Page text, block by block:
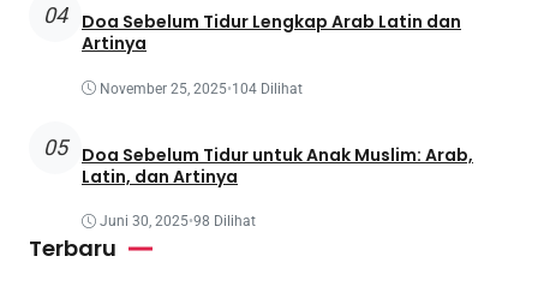
04
Doa Sebelum Tidur Lengkap Arab Latin dan
Artinya
November 25, 2025•104 Dilihat
05
Doa Sebelum Tidur untuk Anak Muslim: Arab,
Latin, dan Artinya
Juni 30, 2025•98 Dilihat
Terbaru